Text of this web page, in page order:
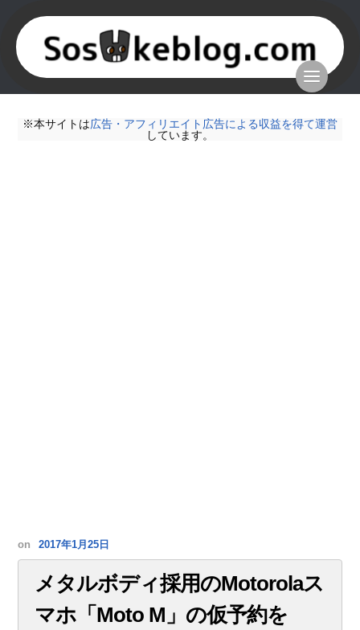
※本サイトは広告・アフィリエイト広告による収益を得て運営
しています。
on 2017年1月25日
メタルボディ採用のMotorolaス
マホ「Moto M」の仮予約を